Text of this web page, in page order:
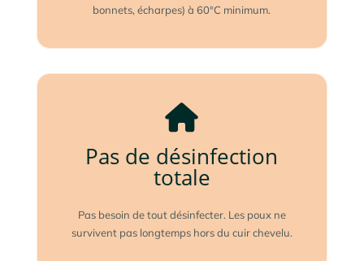
bonnets, écharpes) à 60°C minimum.
Pas de désinfection
totale
Pas besoin de tout désinfecter. Les poux ne
survivent pas longtemps hors du cuir chevelu.